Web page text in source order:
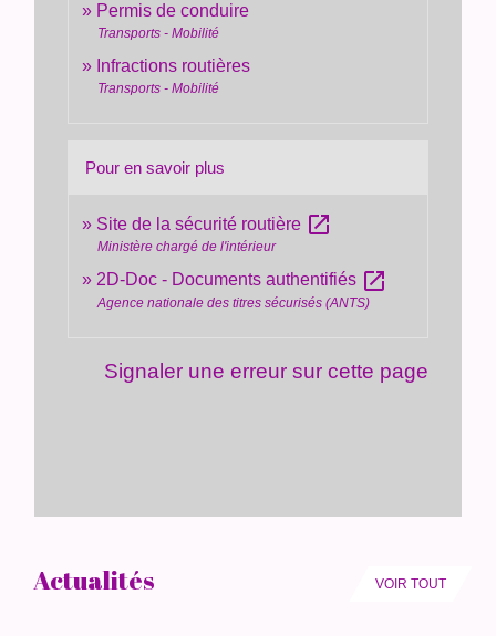
Permis de conduire
Transports - Mobilité
Infractions routières
Transports - Mobilité
Pour en savoir plus
Site de la sécurité routière open_in_new
Ministère chargé de l'intérieur
2D-Doc - Documents authentifiés open_in_new
Agence nationale des titres sécurisés (ANTS)
Signaler une erreur sur cette page
Actualités VOIR TOUT